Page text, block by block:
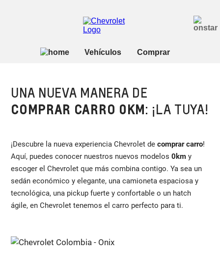
UNA NUEVA MANERA DE
COMPRAR CARRO 0KM: ¡LA TUYA!
¡Descubre la nueva experiencia Chevrolet decomprar carro!
Aquí, puedes conocer nuestros nuevos modelos0km y
escoger el Chevrolet que más combina contigo. Ya sea un
sedán económico y elegante, una camioneta espaciosa y
tecnológica, una pickup fuerte y confortable o un hatch
ágile, en Chevrolet tenemos el carro perfecto para ti.